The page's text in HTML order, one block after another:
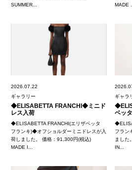
SUMMER...
MADE ...
2026.07.22
ギャラリー
◆ELISABETTA FRANCHI◆ミニド
レス入荷
◆ELISABETTA FRANCHI(エリザベッタ
フランキ)◆オフショルダーミニドレスが入
荷しました。 価格：91,300円(税込)
MADE I...
ギャラ
ベッ
フラン
ました
IN...